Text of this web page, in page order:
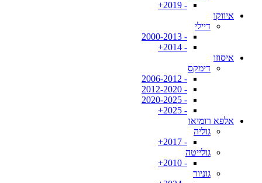
- 2019+
איווקו
דיילי
- 2000-2013
- 2014+
איסוזו
דימקס
- 2006-2012
- 2012-2020
- 2020-2025
- 2025+
אלפא רומיאו
גוליה
- 2017+
גולייטה
- 2010+
גוניור